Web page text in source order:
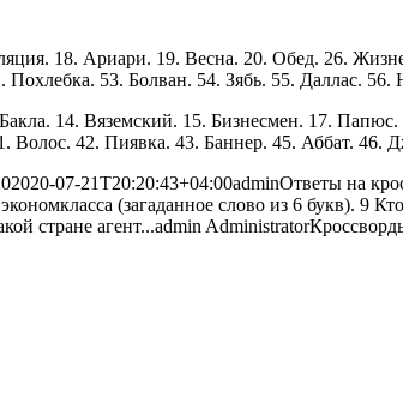
18. Ариари. 19. Весна. 20. Обед. 26.
53. Болван. 54. Зябь. 55. Даллас. 56.
14. Вяземский. 15. Бизнесмен. 17.
42. Пиявка. 43. Баннер. 45. Аббат. 46.
2020-07-21T20:20:43+04:00adminОтветы на
(загаданное слово из 6 букв). 9
стране агент...admin Administrator